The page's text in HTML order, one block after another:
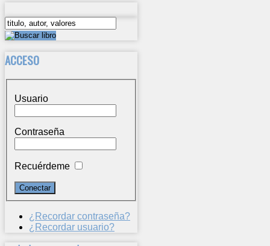
ACCESO
Usuario
Contraseña
Recuérdeme
¿Recordar contraseña?
¿Recordar usuario?